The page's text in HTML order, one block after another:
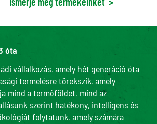
óta
vállalkozás, amely hét generáció óta
termelésre törekszik, amely
mind a termőföldet, mind az
szerint hatékony, intelligens és
folytatunk, amely számára